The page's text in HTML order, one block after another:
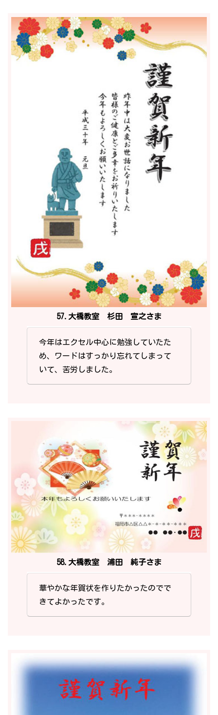
57.大橋教室 杉田 宣之さま
今年はエクセル中心に勉強していたた
め、ワードはすっかり忘れてしまって
いて、苦労しました。
58.大橋教室 浦田 純子さま
華やかな年賀状を作りたかったのでで
きてよかったです。